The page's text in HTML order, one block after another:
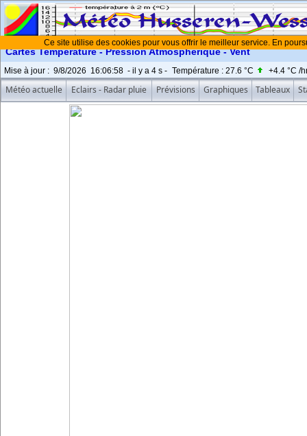
Cartes Température - Pression Atmosphérique - Vent
Mise à jour :9/8/2026 16:06:58 - il y a5 s - Température :27.6 °C +4.4 °C /
Météo actuelle Eclairs - Radar pluie Prévisions Graphiques Tableaux
Température (mise à jour toutes les heures)
Ce site utilise des cookies pour vous offrir le meilleur service. En